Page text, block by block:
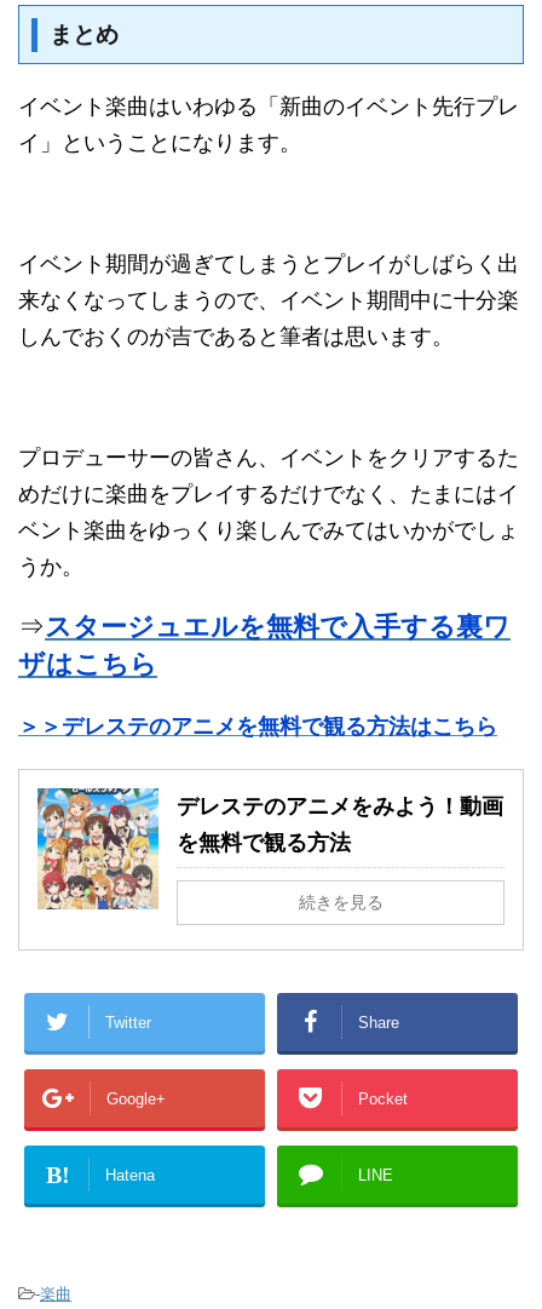
まとめ
イベント楽曲はいわゆる「新曲のイベント先行プレ
イ」ということになります。
イベント期間が過ぎてしまうとプレイがしばらく出
来なくなってしまうので、イベント期間中に十分楽
しんでおくのが吉であると筆者は思います。
プロデューサーの皆さん、イベントをクリアするた
めだけに楽曲をプレイするだけでなく、たまにはイ
ベント楽曲をゆっくり楽しんでみてはいかがでしょ
うか。
⇒スタージュエルを無料で入手する裏ワ
ザはこちら
＞＞デレステのアニメを無料で観る方法はこちら
デレステのアニメをみよう！動画
を無料で観る方法
続きを見る
Twitter Share
Google+ Pocket
B! Hatena LINE
-楽曲